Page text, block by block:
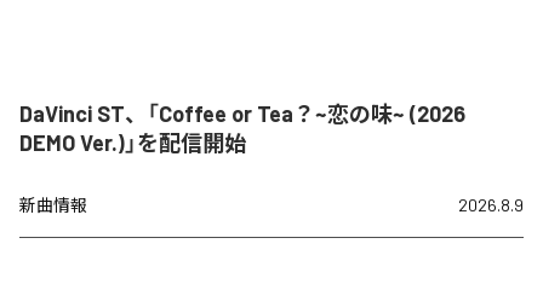
DaVinci ST、「Coffee or Tea？~恋の味~ (2026
DEMO Ver.)」を配信開始
新曲情報 2026.8.9